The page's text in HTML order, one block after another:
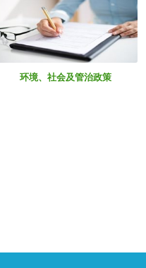
环境、社会及管治政策